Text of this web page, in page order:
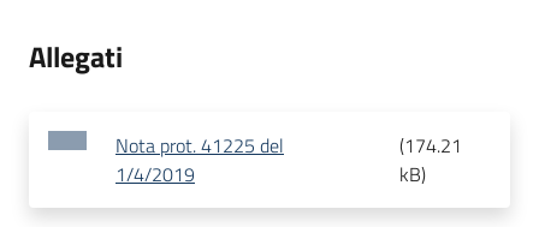
Allegati
Nota prot. 41225 del
1/4/2019
(174.21
kB)